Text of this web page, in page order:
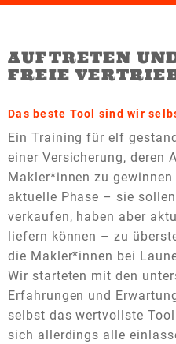
AUFTRETEN
FREIE
Das beste Tool sind wir
Ein Training für elf
einer Versicherung, deren
Makler*innen zu
aktuelle Phase – sie
verkaufen, haben aber
liefern können – zu
die Makler*innen bei
Wir starteten mit den
Erfahrungen und
selbst das wertvollste
sich allerdings alle